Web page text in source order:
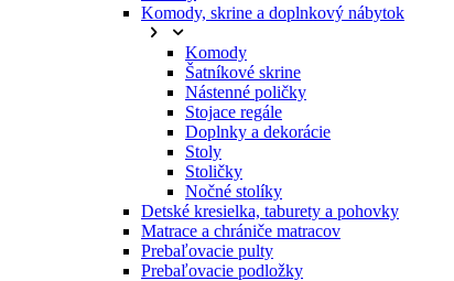
Komody, skrine a doplnkový nábytok
Komody
Šatníkové skrine
Nástenné poličky
Stojace regále
Doplnky a dekorácie
Stoly
Stoličky
Nočné stolíky
Detské kresielka, taburety a pohovky
Matrace a chrániče matracov
Prebaľovacie pulty
Prebaľovacie podložky